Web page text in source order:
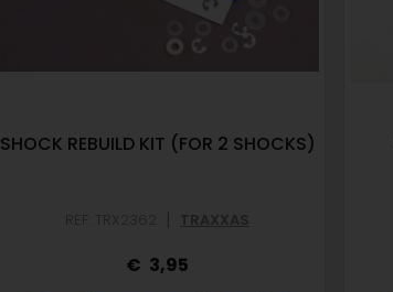
SHOCK REBUILD KIT (FOR 2 SHOCKS)
REF: TRX2362 | TRAXXAS
3,95